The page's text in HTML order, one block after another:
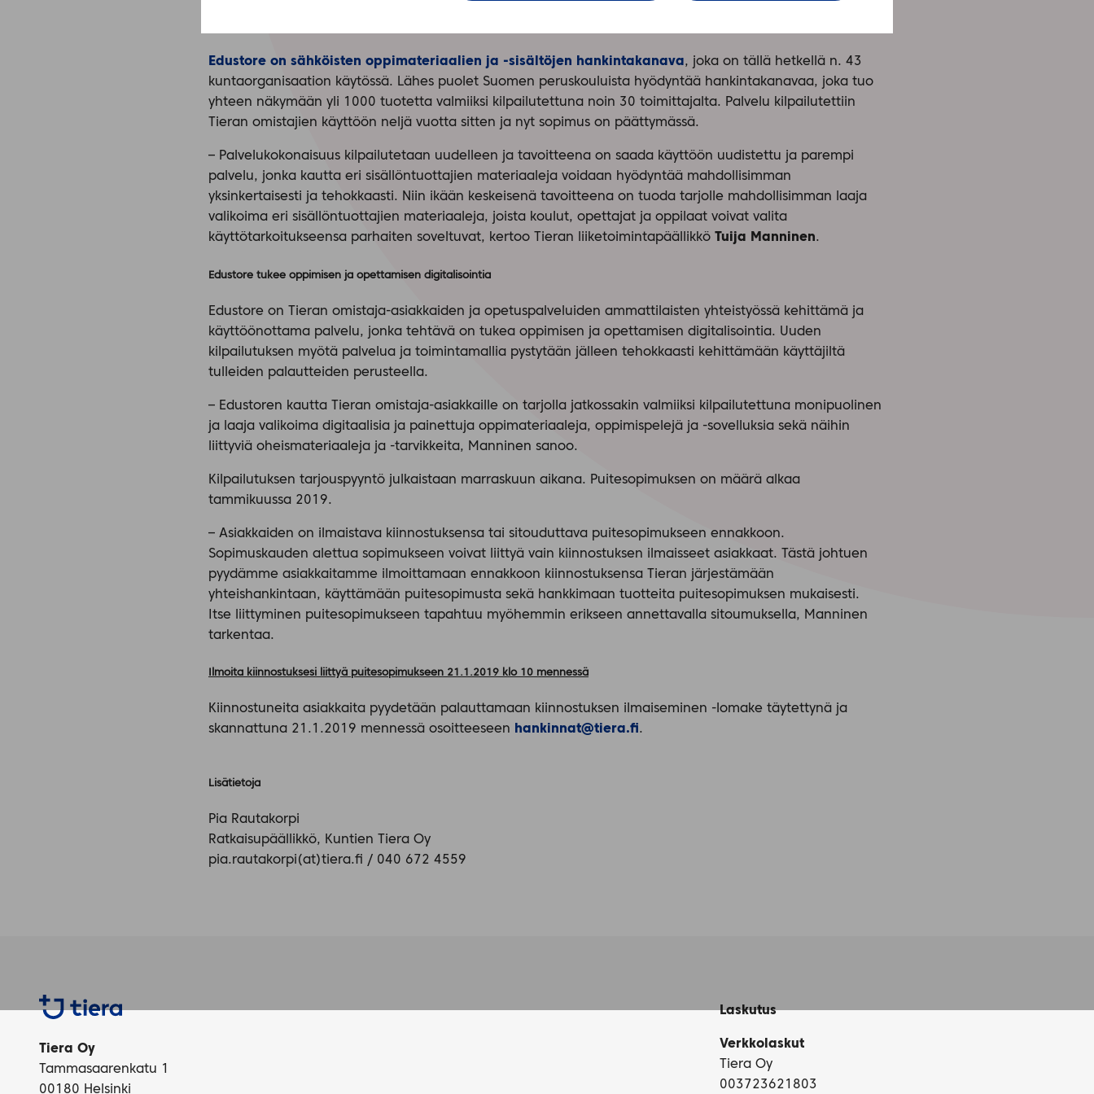
Edustore on sähköisten oppimateriaalien ja -sisältöjen hankintakanava, joka on tällä hetkellä n. 43
kuntaorganisaation käytössä. Lähes puolet Suomen peruskouluista hyödyntää hankintakanavaa, joka tuo
yhteen näkymään yli 1000 tuotetta valmiiksi kilpailutettuna noin 30 toimittajalta. Palvelu kilpailutettiin
Tieran omistajien käyttöön neljä vuotta sitten ja nyt sopimus on päättymässä.
– Palvelukokonaisuus kilpailutetaan uudelleen ja tavoitteena on saada käyttöön uudistettu ja parempi
palvelu, jonka kautta eri sisällöntuottajien materiaaleja voidaan hyödyntää mahdollisimman
yksinkertaisesti ja tehokkaasti. Niin ikään keskeisenä tavoitteena on tuoda tarjolle mahdollisimman laaja
valikoima eri sisällöntuottajien materiaaleja, joista koulut, opettajat ja oppilaat voivat valita
käyttötarkoitukseensa parhaiten soveltuvat, kertoo Tieran liiketoimintapäällikkö Tuija Manninen.
Edustore tukee oppimisen ja opettamisen digitalisointia
Edustore on Tieran omistaja-asiakkaiden ja opetuspalveluiden ammattilaisten yhteistyössä kehittämä ja
käyttöönottama palvelu, jonka tehtävä on tukea oppimisen ja opettamisen digitalisointia. Uuden
kilpailutuksen myötä palvelua ja toimintamallia pystytään jälleen tehokkaasti kehittämään käyttäjiltä
tulleiden palautteiden perusteella.
– Edustoren kautta Tieran omistaja-asiakkaille on tarjolla jatkossakin valmiiksi kilpailutettuna monipuolinen
ja laaja valikoima digitaalisia ja painettuja oppimateriaaleja, oppimispelejä ja -sovelluksia sekä näihin
liittyviä oheismateriaaleja ja -tarvikkeita, Manninen sanoo.
Kilpailutuksen tarjouspyyntö julkaistaan marraskuun aikana. Puitesopimuksen on määrä alkaa
tammikuussa 2019.
– Asiakkaiden on ilmaistava kiinnostuksensa tai sitouduttava puitesopimukseen ennakkoon.
Sopimuskauden alettua sopimukseen voivat liittyä vain kiinnostuksen ilmaisseet asiakkaat. Tästä johtuen
pyydämme asiakkaitamme ilmoittamaan ennakkoon kiinnostuksensa Tieran järjestämään
yhteishankintaan, käyttämään puitesopimusta sekä hankkimaan tuotteita puitesopimuksen mukaisesti.
Itse liittyminen puitesopimukseen tapahtuu myöhemmin erikseen annettavalla sitoumuksella, Manninen
tarkentaa.
Ilmoita kiinnostuksesi liittyä puitesopimukseen 21.1.2019 klo 10 mennessä
Kiinnostuneita asiakkaita pyydetään palauttamaan kiinnostuksen ilmaiseminen -lomake täytettynä ja
skannattuna 21.1.2019 mennessä osoitteeseen hankinnat@tiera.fi.
Lisätietoja
Pia Rautakorpi
Ratkaisupäällikkö, Kuntien Tiera Oy
pia.rautakorpi(at)tiera.fi / 040 672 4559
Tiera
Tiera Oy
Tammasaarenkatu 1
00180 Helsinki
Laskutus
Verkkolaskut
Tiera Oy
003723621803